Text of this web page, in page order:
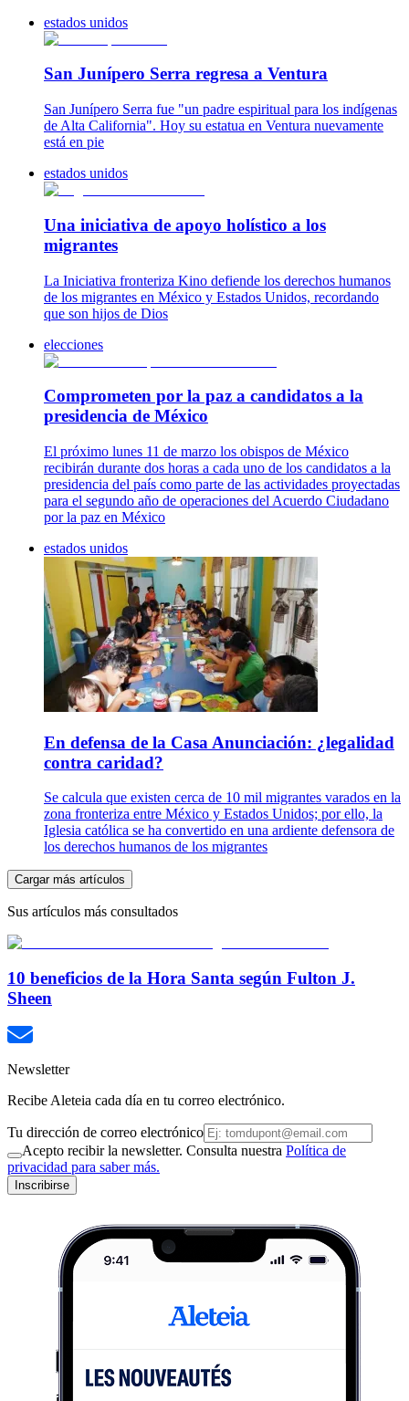
estados unidos
San Junípero Serra regresa a Ventura
San Junípero Serra fue "un padre espiritual para los indígenas
de Alta California". Hoy su estatua en Ventura nuevamente
está en pie
estados unidos
Una iniciativa de apoyo holístico a los
migrantes
La Iniciativa fronteriza Kino defiende los derechos humanos
de los migrantes en México y Estados Unidos, recordando
que son hijos de Dios
elecciones
Comprometen por la paz a candidatos a la
presidencia de México
El próximo lunes 11 de marzo los obispos de México
recibirán durante dos horas a cada uno de los candidatos a la
presidencia del país como parte de las actividades proyectadas
para el segundo año de operaciones del Acuerdo Ciudadano
por la paz en México
estados unidos
En defensa de la Casa Anunciación: ¿legalidad
contra caridad?
Se calcula que existen cerca de 10 mil migrantes varados en la
zona fronteriza entre México y Estados Unidos; por ello, la
Iglesia católica se ha convertido en una ardiente defensora de
los derechos humanos de los migrantes
Cargar más artículos
Sus artículos más consultados
10 beneficios de la Hora Santa según Fulton J.
Sheen
Newsletter
Recibe Aleteia cada día en tu correo electrónico.
Tu dirección de correo electrónico
Acepto recibir la newsletter. Consulta nuestra Política de
privacidad para saber más.
Inscribirse